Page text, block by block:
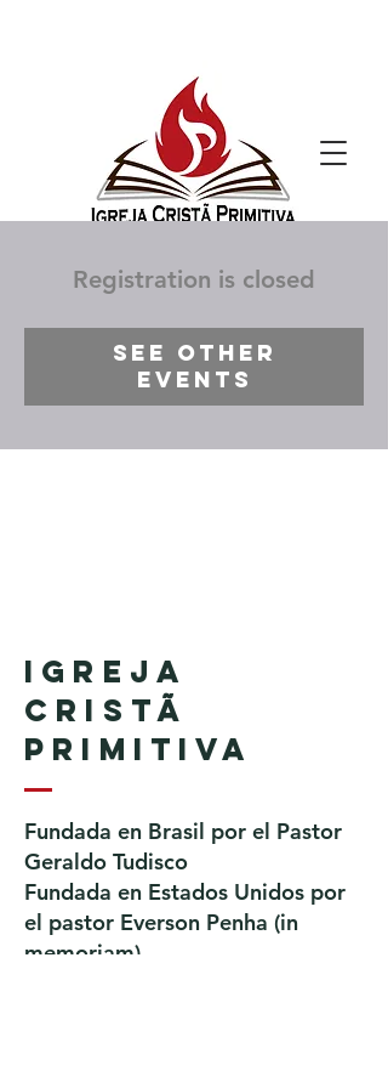
Registration is closed
See other
events
Igreja
Cristã
Primitiva
Fundada en Brasil por el Pastor
Geraldo Tudisco
Fundada en Estados Unidos por
el pastor Everson Penha ​(in
memoriam)